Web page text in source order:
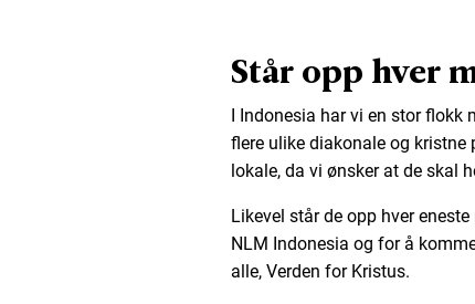
Står opp hver
I Indonesia har vi en stor flokk
flere ulike diakonale og kristne
lokale, da vi ønsker at de skal
Likevel står de opp hver
NLM Indonesia og for å
alle, Verden for Kristus.